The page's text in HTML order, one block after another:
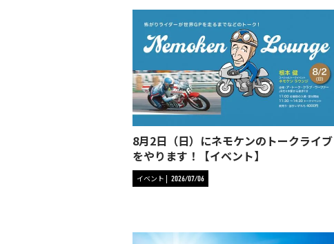
8月2日（日）にネモケンのトークライブ
をやります！【イベント】
イベント 2026/07/06